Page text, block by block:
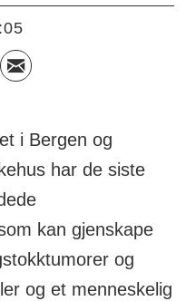
i Bergen og
har de siste
kan gjenskape
og
og et menneskelig